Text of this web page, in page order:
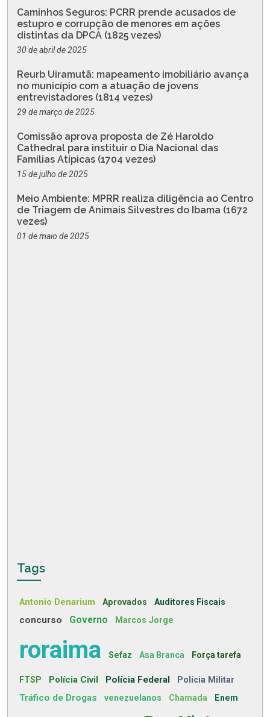
Caminhos Seguros: PCRR prende acusados de
estupro e corrupção de menores em ações
distintas da DPCA (1825 vezes)
30 de abril de 2025
Reurb Uiramutã: mapeamento imobiliário avança
no município com a atuação de jovens
entrevistadores (1814 vezes)
29 de março de 2025
Comissão aprova proposta de Zé Haroldo
Cathedral para instituir o Dia Nacional das
Famílias Atípicas (1704 vezes)
15 de julho de 2025
Meio Ambiente: MPRR realiza diligência ao Centro
de Triagem de Animais Silvestres do Ibama (1672
vezes)
01 de maio de 2025
Tags
Antonio Denarium Aprovados Auditores Fiscais
concurso Governo Marcos Jorge
roraima Sefaz Asa Branca Força tarefa
FTSP Polícia Civil Polícia Federal Polícia Militar
Tráfico de Drogas venezuelanos Chamada Enem